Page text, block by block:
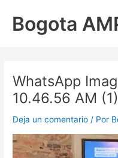
contenido
Bogota
WhatsApp
10.46.56 AM (1)
Deja un comentario / Por